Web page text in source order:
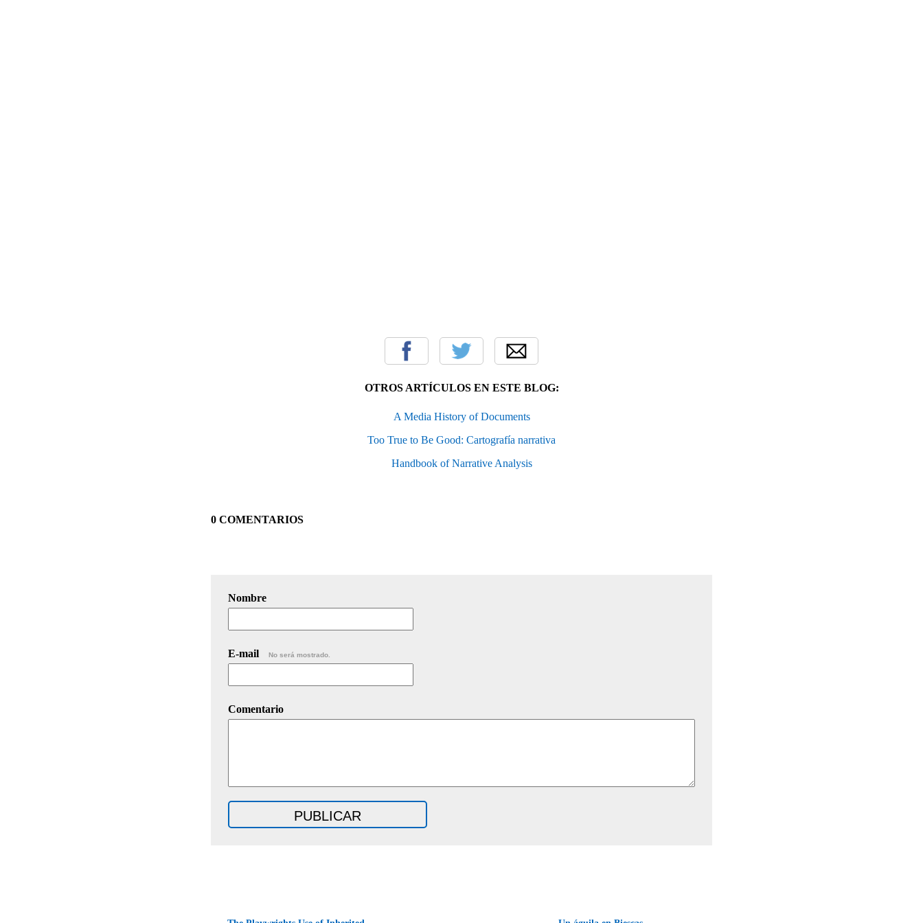
OTROS ARTÍCULOS EN ESTE BLOG:
A Media History of Documents
Too True to Be Good: Cartografía narrativa
Handbook of Narrative Analysis
0 COMENTARIOS
Nombre
E-mail No será mostrado.
Comentario